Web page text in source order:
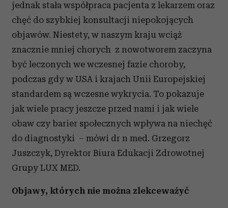
jednak stała współpraca pacjenta z lekarzem oraz
chęć do szybkiej konsultacji niepokojących
objawów. Niestety, w naszym kraju wciąż
znacznie mniej chorych z nowotworem zaczyna
być leczonych we wczesnej fazie choroby,
podczas gdy w USA i krajach Unii Europejskiej
standardem są wczesne wykrycia. To pokazuje
jak wiele pracy jeszcze przed nami i jak wiele
obaw czy barier społecznych wpływa na niechęć
do diagnostyki – mówi dr n med. Grzegorz
Juszczyk, Dyrektor Biura Edukacji Zdrowotnej
Grupy LUX MED.
Objawy, których nie można zlekceważyć